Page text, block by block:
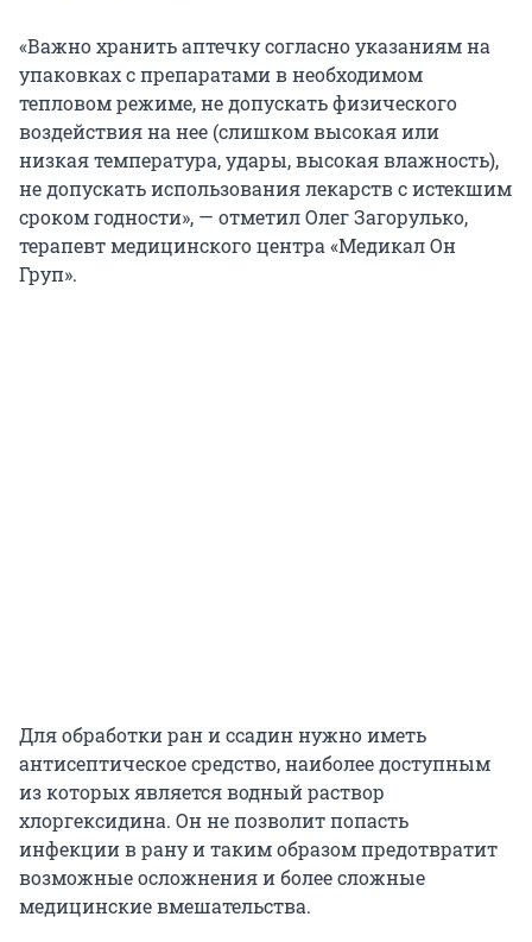
«Важно хранить аптечку согласно указаниям на
упаковках с препаратами в необходимом
тепловом режиме, не допускать физического
воздействия на нее (слишком высокая или
низкая температура, удары, высокая влажность),
не допускать использования лекарств с истекшим
сроком годности», — отметил Олег Загорулько,
терапевт медицинского центра «Медикал Он
Груп».
Для обработки ран и ссадин нужно иметь
антисептическое средство, наиболее доступным
из которых является водный раствор
хлоргексидина. Он не позволит попасть
инфекции в рану и таким образом предотвратит
возможные осложнения и более сложные
медицинские вмешательства.